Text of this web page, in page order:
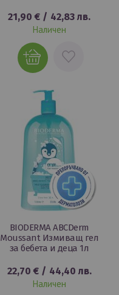
21,90 € / 42,83 лв.
Наличен
ДОБАВИ
BIODERMA ABCDerm
Moussant Измиващ гел
за бебета и деца 1л
22,70 €/ 44,40 лв.
Наличен